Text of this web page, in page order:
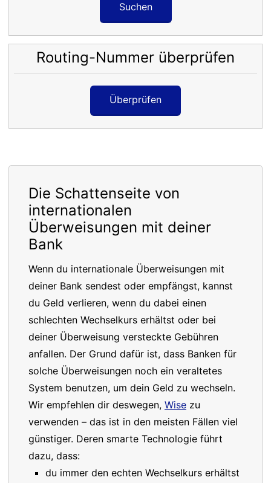
Suchen
Routing-Nummer überprüfen
Überprüfen
Die Schattenseite von
internationalen
Überweisungen mit deiner
Bank
Wenn du internationale Überweisungen mit
deiner Bank sendest oder empfängst, kannst
du Geld verlieren, wenn du dabei einen
schlechten Wechselkurs erhältst oder bei
deiner Überweisung versteckte Gebühren
anfallen. Der Grund dafür ist, dass Banken für
solche Überweisungen noch ein veraltetes
System benutzen, um dein Geld zu wechseln.
Wir empfehlen dir deswegen, Wise zu
verwenden – das ist in den meisten Fällen viel
günstiger. Deren smarte Technologie führt
dazu, dass:
du immer den echten Wechselkurs erhältst